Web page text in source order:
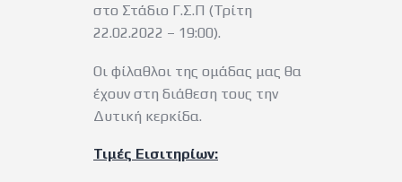
στο Στάδιο Γ.Σ.Π (Τρίτη
22.02.2022 – 19:00).
Οι φίλαθλοι της ομάδας μας θα
έχουν στη διάθεση τους την
Δυτική κερκίδα.
Τιμές Εισιτηρίων: